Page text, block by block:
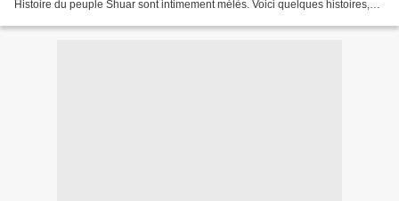
Histoire du peuple Shuar sont intimement mélés. Voici quelques histoires,